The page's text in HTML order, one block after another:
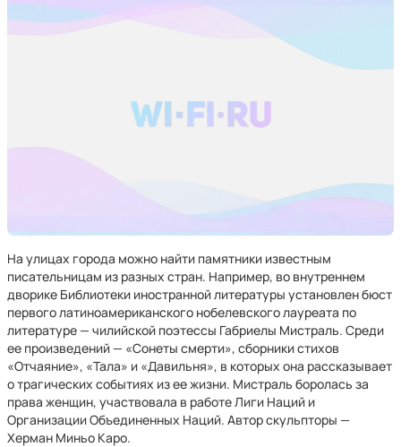
На улицах города можно найти памятники известным
писательницам из разных стран. Например, во внутреннем
дворике Библиотеки иностранной литературы установлен бюст
первого латиноамериканского нобелевского лауреата по
литературе — чилийской поэтессы Габриелы Мистраль. Среди
ее произведений — «Сонеты смерти», сборники стихов
«Отчаяние», «Тала» и «Давильня», в которых она рассказывает
о трагических событиях из ее жизни. Мистраль боролась за
права женщин, участвовала в работе Лиги Наций и
Организации Объединенных Наций. Автор скульпторы —
Херман Миньо Каро.